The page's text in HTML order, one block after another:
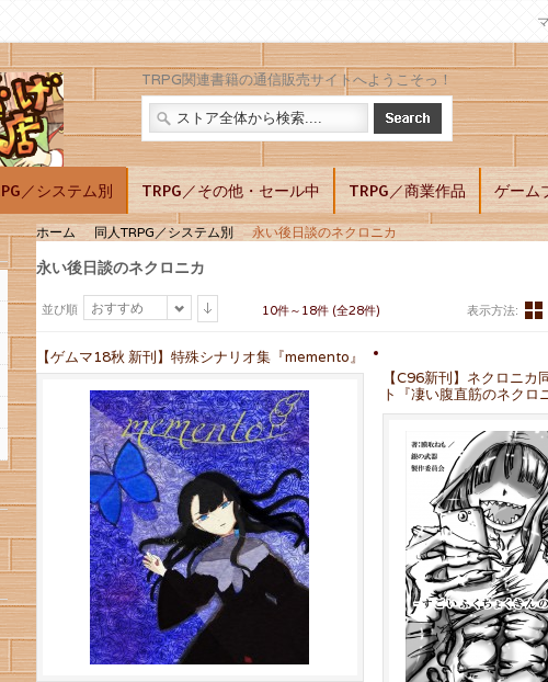
TRPG関連書籍の通信販売サイトへようこそっ！
／システム別 TRPG／その他・セール中 TRPG／商業作品 ゲーム
ホーム 同人TRPG／システム別 永い後日談のネクロニカ
永い後日談のネクロニカ
並び順 おすすめ 10件～18件 (全28件) 表示方法:
【ゲムマ18秋 新刊】特殊シナリオ集『memento』
【C96新刊】ネクロニカ
ト『凄い腹直筋のネクロ